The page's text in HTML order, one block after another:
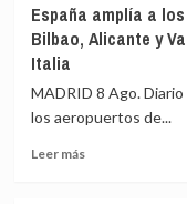
agradece
a
UME
labor
España amplía a
Bilbao, Alicante y
Italia
MADRID 8 Ago. Diario
los aeropuertos de...
Leer másLeer